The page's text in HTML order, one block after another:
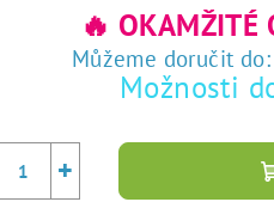
🔥 OKAMŽITÉ
Můžeme doručit do:
Možnosti
+